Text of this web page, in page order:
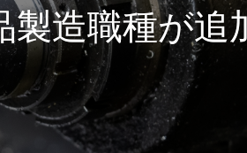
製造職種が追